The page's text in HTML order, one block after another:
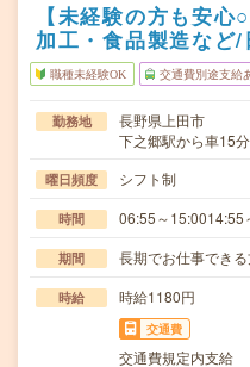
【未経験の方も安心
加工・食品製造など
職種未経験OK 交通費別途支給
勤務地
長野県上田市
下之郷駅から車15分
曜日頻度 シフト制
時間 06:55～15:0014:55
期間 長期でお仕事できる
時給 時給1180円
交通費
交通費規定内支給